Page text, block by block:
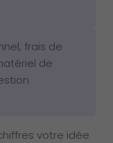
frais de
de
votre idée